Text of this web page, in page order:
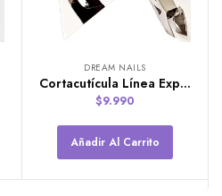
DREAM NAILS
Cortacutícula Línea Expert 0.7 de Dream Nails.
$9.990
Añadir Al Carrito